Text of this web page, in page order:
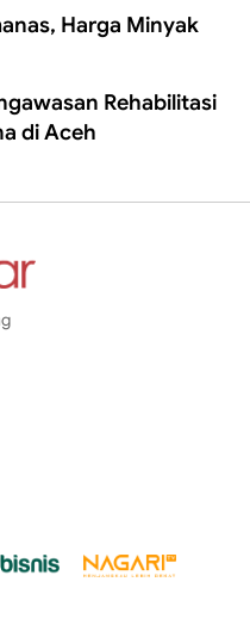
Harga Minyak
Rehabilitasi
di Aceh